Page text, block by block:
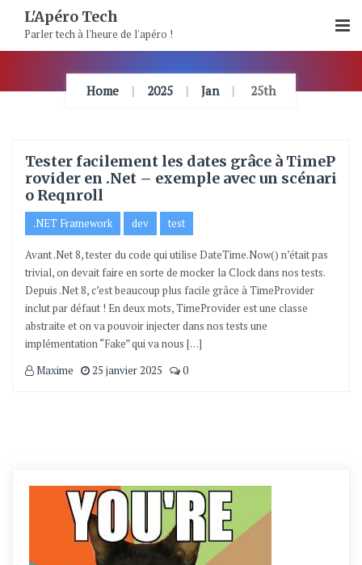
Content
L'Apéro Tech
Parler tech à l'heure de l'apéro !
Home 2025 Jan 25th
Tester facilement les dates grâce à TimeP
rovider en .Net – exemple avec un scénari
o Reqnroll
.NET Framework dev test
Avant .Net 8, tester du code qui utilise DateTime.Now() n’était pas
trivial, on devait faire en sorte de mocker la Clock dans nos tests.
Depuis .Net 8, c’est beaucoup plus facile grâce à TimeProvider
inclut par défaut ! En deux mots, TimeProvider est une classe
abstraite et on va pouvoir injecter dans nos tests une
implémentation “Fake” qui va nous […]
Maxime
25 janvier 2025 0